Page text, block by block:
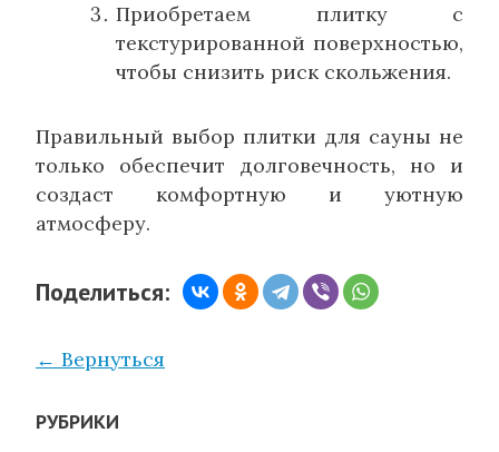
Приобретаем плитку с
текстурированной поверхностью,
чтобы снизить риск скольжения.
Правильный выбор плитки для сауны не
только обеспечит долговечность, но и
создаст комфортную и уютную
атмосферу.
Поделиться:
← Вернуться
РУБРИКИ